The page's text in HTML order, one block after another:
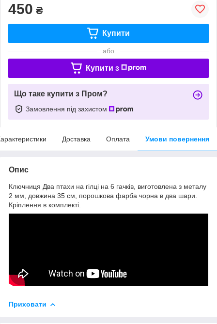
450 ₴
Купити
або
Купити з
Що таке купити з Пром?
Замовлення під захистом
Доставка Оплата Умови повернення
Опис
Ключниця Два птахи на гілці на 6 гачків, виготовлена з металу
2 мм, довжина 35 см, порошкова фарба чорна в два шари.
Кріплення в комплекті.
Приховати